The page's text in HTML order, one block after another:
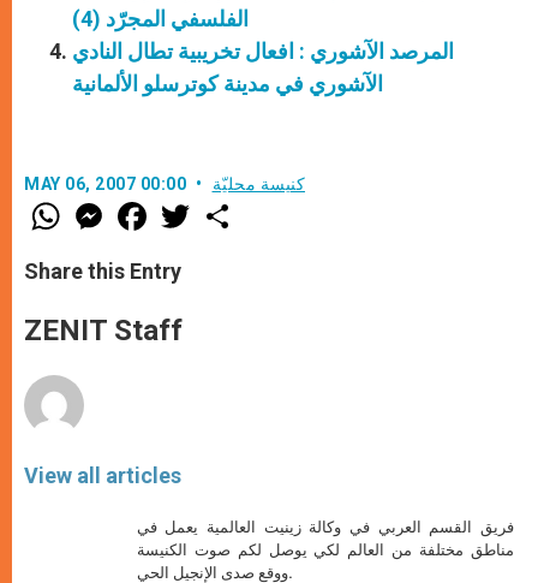
الفلسفي المجرّد (4)
المرصد الآشوري : افعال تخريبية تطال النادي
الآشوري في مدينة كوترسلو الألمانية
MAY 06, 2007 00:00 كنيسة محليّة
W
h
t
s
p
p
M
e
s
e
g
e
F
a
e
b
o
k
w
Share this Entry
ZENIT Staff
View all articles
فريق القسم العربي في وكالة زينيت العالمية يعمل في
مناطق مختلفة من العالم لكي يوصل لكم صوت الكنيسة
ووقع صدى الإنجيل الحي.